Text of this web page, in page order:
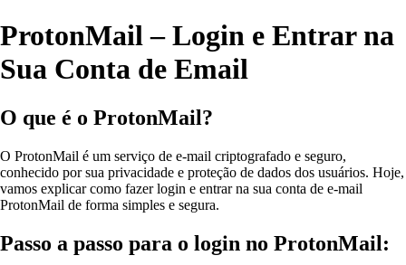
ProtonMail – Login e Entrar na
Sua Conta de Email
O que é o ProtonMail?
O ProtonMail é um serviço de e-mail criptografado e seguro,
conhecido por sua privacidade e proteção de dados dos usuários. Hoje,
vamos explicar como fazer login e entrar na sua conta de e-mail
ProtonMail de forma simples e segura.
Passo a passo para o login no ProtonMail: